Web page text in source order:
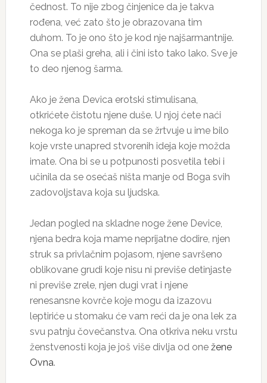
čednost. To nije zbog činjenice da je takva
rođena, već zato što je obrazovana tim
duhom. To je ono što je kod nje najšarmantnije.
Ona se plaši greha, ali i čini isto tako lako. Sve je
to deo njenog šarma.
Ako je žena Devica erotski stimulisana,
otkrićete čistotu njene duše. U njoj ćete naći
nekoga ko je spreman da se žrtvuje u ime bilo
koje vrste unapred stvorenih ideja koje možda
imate. Ona bi se u potpunosti posvetila tebi i
učinila da se osećaš ništa manje od Boga svih
zadovoljstava koja su ljudska.
Jedan pogled na skladne noge žene Device,
njena bedra koja mame neprijatne dodire, njen
struk sa privlačnim pojasom, njene savršeno
oblikovane grudi koje nisu ni previše detinjaste
ni previše zrele, njen dugi vrat i njene
renesansne kovrče koje mogu da izazovu
leptiriće u stomaku će vam reći da je ona lek za
svu patnju čovečanstva. Ona otkriva neku vrstu
ženstvenosti koja je još više divlja od one žene
Ovna.